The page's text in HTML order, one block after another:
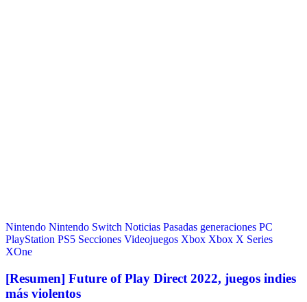
Nintendo Nintendo Switch Noticias Pasadas generaciones PC
PlayStation PS5 Secciones Videojuegos Xbox Xbox X Series
XOne
[Resumen] Future of Play Direct 2022, juegos indies
más violentos